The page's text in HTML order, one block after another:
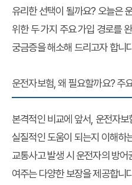
유리한 선택이 될까요? 오늘은
위한 두 가지 주요 가입 경로를
궁금증을 해소해 드리고자 합니
운전자보험, 왜 필요할까요? 주
본격적인 비교에 앞서, 운전자
실질적인 도움이 되는지 이해하
교통사고 발생 시 운전자의 방
여주는 다양한 보장을 제공합니